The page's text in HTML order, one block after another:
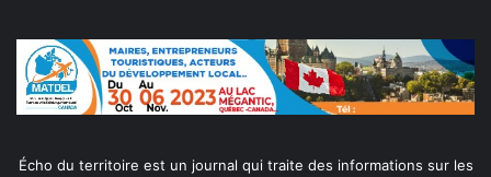
Écho du territoire est un journal qui traite des informations sur les